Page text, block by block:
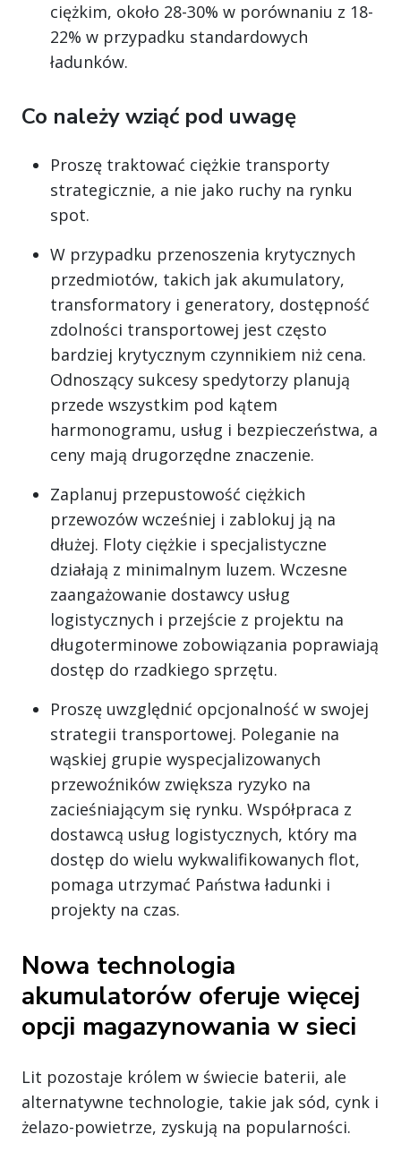
ciężkim, około 28-30% w porównaniu z 18-
22% w przypadku standardowych
ładunków.
Co należy wziąć pod uwagę
Proszę traktować ciężkie transporty
strategicznie, a nie jako ruchy na rynku
spot.
W przypadku przenoszenia krytycznych
przedmiotów, takich jak akumulatory,
transformatory i generatory, dostępność
zdolności transportowej jest często
bardziej krytycznym czynnikiem niż cena.
Odnoszący sukcesy spedytorzy planują
przede wszystkim pod kątem
harmonogramu, usług i bezpieczeństwa, a
ceny mają drugorzędne znaczenie.
Zaplanuj przepustowość ciężkich
przewozów wcześniej i zablokuj ją na
dłużej. Floty ciężkie i specjalistyczne
działają z minimalnym luzem. Wczesne
zaangażowanie dostawcy usług
logistycznych i przejście z projektu na
długoterminowe zobowiązania poprawiają
dostęp do rzadkiego sprzętu.
Proszę uwzględnić opcjonalność w swojej
strategii transportowej. Poleganie na
wąskiej grupie wyspecjalizowanych
przewoźników zwiększa ryzyko na
zacieśniającym się rynku. Współpraca z
dostawcą usług logistycznych, który ma
dostęp do wielu wykwalifikowanych flot,
pomaga utrzymać Państwa ładunki i
projekty na czas.
Nowa technologia
akumulatorów oferuje więcej
opcji magazynowania w sieci
Lit pozostaje królem w świecie baterii, ale
alternatywne technologie, takie jak sód, cynk i
żelazo-powietrze, zyskują na popularności.